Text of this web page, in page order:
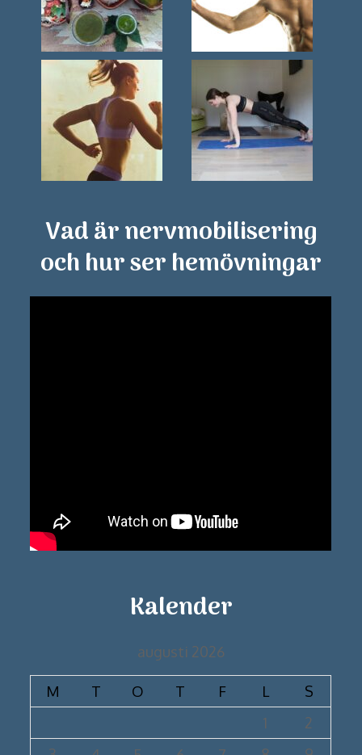
Vad är nervmobilisering
och hur ser hemövningar
Kalender
augusti 2026
M T O T F L
S
1
2